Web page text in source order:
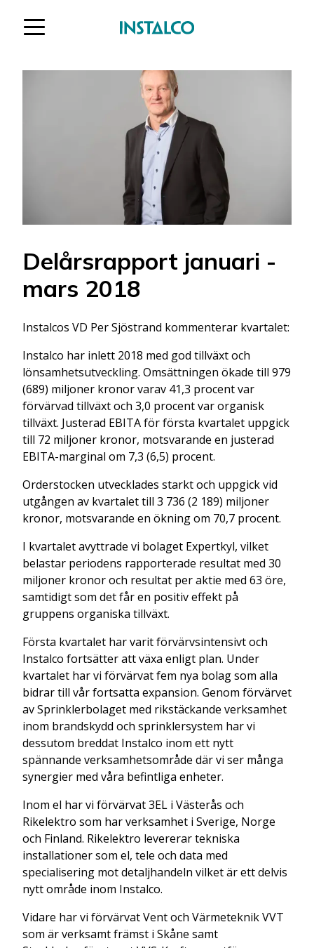
Delårsrapport januari -
mars 2018
Instalcos VD Per Sjöstrand kommenterar kvartalet:
Instalco har inlett 2018 med god tillväxt och
lönsamhetsutveckling. Omsättningen ökade till 979
(689) miljoner kronor varav 41,3 procent var
förvärvad tillväxt och 3,0 procent var organisk
tillväxt. Justerad EBITA för första kvartalet uppgick
till 72 miljoner kronor, motsvarande en justerad
EBITA-­marginal om 7,3 (6,5) procent.
Orderstocken utvecklades starkt och uppgick vid
utgången av kvartalet till 3 736 (2 189) miljoner
kronor, motsvarande en ökning om 70,7 procent.
I kvartalet avyttrade vi bolaget Expertkyl, vilket
belastar periodens rapporterade resultat med 30
miljoner kronor och resultat per aktie med 63 öre,
samtidigt som det får en positiv effekt på
gruppens organiska tillväxt.
Första kvartalet har varit förvärvsintensivt och
Instalco fortsätter att växa enligt plan. Under
kvartalet har vi förvärvat fem nya bolag som alla
bidrar till vår fortsatta expansion. Genom förvärvet
av Sprinklerbolaget med rikstäckande verksamhet
inom brandskydd och sprinklersystem har vi
dessutom breddat Instalco inom ett nytt
spännande verksamhetsområde där vi ser många
synergier med våra befintliga enheter.
Inom el har vi förvärvat 3EL i Västerås och
Rikelektro som har verksamhet i Sverige, Norge
och Finland. Rikelektro levererar tekniska
installationer som el, tele och data med
specialisering mot detaljhandeln vilket är ett delvis
nytt område inom Instalco.
Vidare har vi förvärvat Vent och Värmeteknik VVT
som är verksamt främst i Skåne samt